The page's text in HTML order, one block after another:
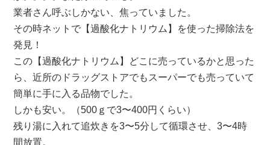
業者さん呼ぶしかない、焦っていました。
その時ネットで【過酸化ナトリウム】を使った掃除法を
発見！
この【過酸化ナトリウム】どこに売っているかと思った
ら、近所のドラッグストアでもスーパーでも売っていて
簡単に手に入る品物でした。
しかも安い。（500ｇで3〜400円くらい）
残り湯に入れて追炊きを3〜5分して循環させ、3〜4時
間放置。